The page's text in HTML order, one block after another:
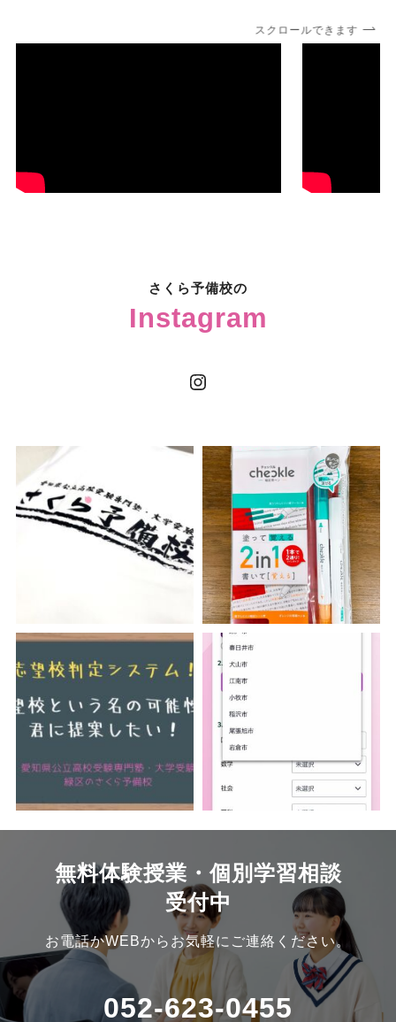
スクロールできます
さくら予備校の
Instagram
Instagram
無料体験授業・個別学習相談
受付中
お電話かWEBからお気軽にご連絡ください。
052-623-0455